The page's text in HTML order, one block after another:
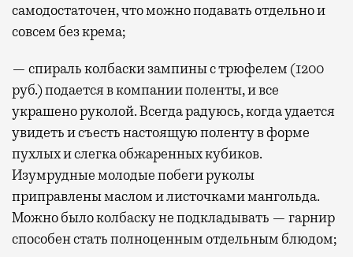
самодостаточен, что можно подавать отдельно и
совсем без крема;
— спираль колбаски зампины с трюфелем (1200
руб.) подается в компании поленты, и все
украшено руколой. Всегда радуюсь, когда удается
увидеть и съесть настоящую поленту в форме
пухлых и слегка обжаренных кубиков.
Изумрудные молодые побеги руколы
приправлены маслом и листочками мангольда.
Можно было колбаску не подкладывать — гарнир
способен стать полноценным отдельным блюдом;